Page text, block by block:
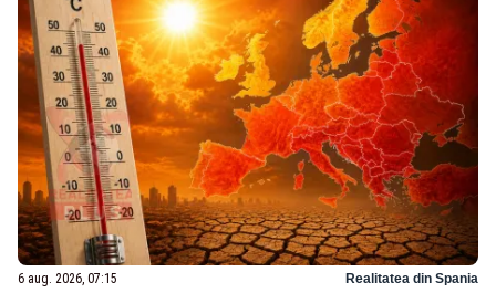
6 aug. 2026, 07:15 Realitatea din Spania